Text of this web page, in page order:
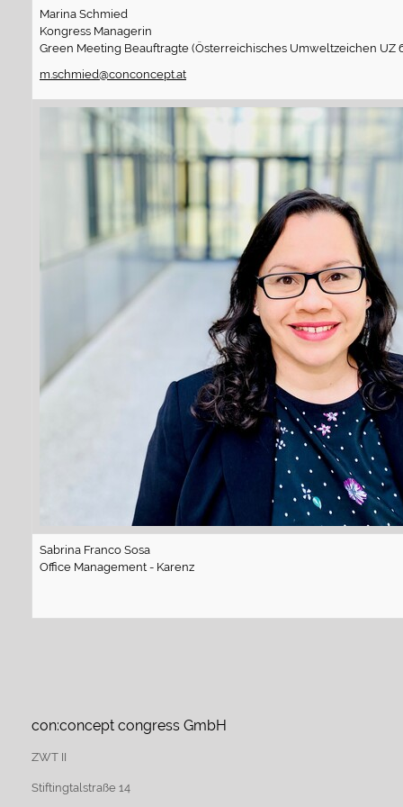
Marina Schmied
Kongress Managerin
Green Meeting Beauftragte (Österreichisches Umweltzeichen UZ
m.schmied@conconcept.at
Sabrina Franco Sosa
Office Management - Karenz
con:concept congress GmbH
ZWT II
Stiftingtalstraße 14